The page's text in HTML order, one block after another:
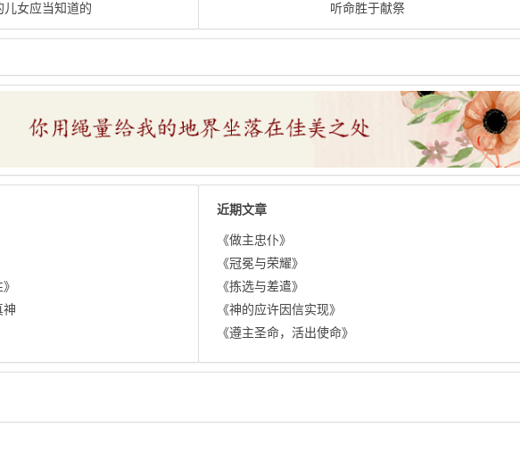
儿女应当知道的
听命胜于献祭
神
近期文章
《做主忠仆》
《冠冕与荣耀》
《拣选与差遣》
《神的应许因信实现》
《遵主圣命，活出使命》